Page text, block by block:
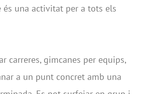
és una activitat per a tots els
carreres, gimcanes per equips,
a un punt concret amb una